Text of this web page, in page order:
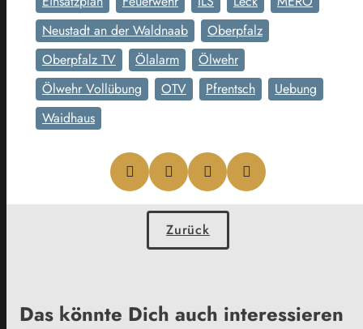
Neustadt an der Waldnaab
Oberpfalz
Oberpfalz TV
Ölalarm
Ölwehr
Ölwehr Vollübung
OTV Pfrentsch
Uebung
Waidhaus
Zurück
Das könnte Dich auch interessieren